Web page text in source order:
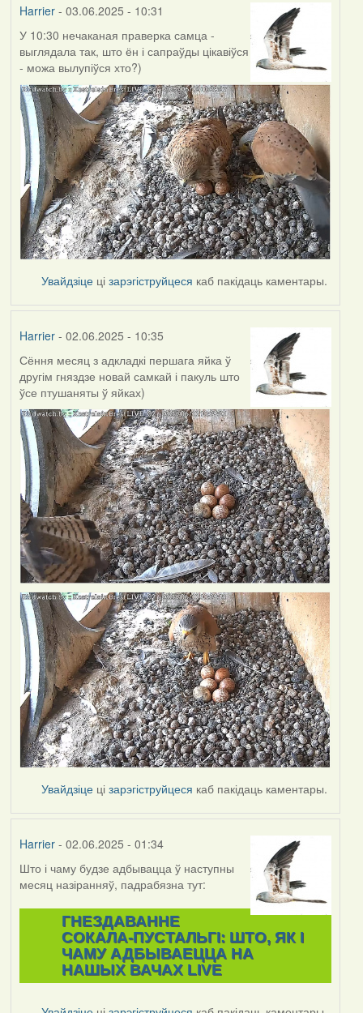
Harrier- 03.06.2025 - 10:31
У 10:30 нечаканая праверка самца -
выглядала так, што ён і сапраўды цікавіўся
- можа вылупіўся хто?)
Увайдзіце цізарэгіструйцеся каб пакідаць каментары.
Harrier- 02.06.2025 - 10:35
Сёння месяц з адкладкі першага яйка ў
другім гняздзе новай самкай і пакуль што
ўсе птушаняты ў яйках)
Увайдзіце цізарэгіструйцеся каб пакідаць каментары.
Harrier- 02.06.2025 - 01:34
Што і чаму будзе адбывацца ў наступны
месяц назіранняў, падрабязна тут:
ГНЕЗДАВАННЕ
СОКАЛА-ПУСТАЛЬГІ: ШТО, ЯК І
ЧАМУ АДБЫВАЕЦЦА НА
НАШЫХ ВАЧАХ LIVE